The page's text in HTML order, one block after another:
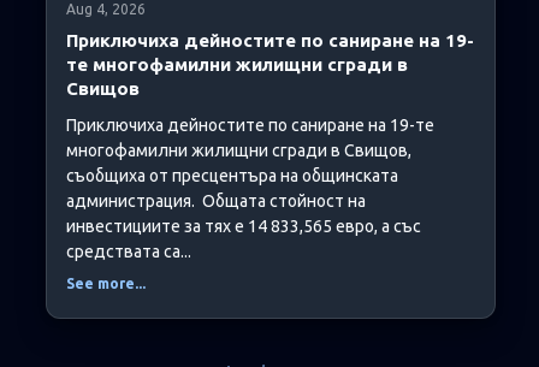
Aug 4, 2026
Приключиха дейностите по саниране на 19-
те многофамилни жилищни сгради в
Свищов
Приключиха дейностите по саниране на 19-те
многофамилни жилищни сгради в Свищов,
съобщиха от пресцентъра на общинската
администрация. Общата стойност на
инвестициите за тях е 14 833,565 евро, а със
средствата са...
See more...